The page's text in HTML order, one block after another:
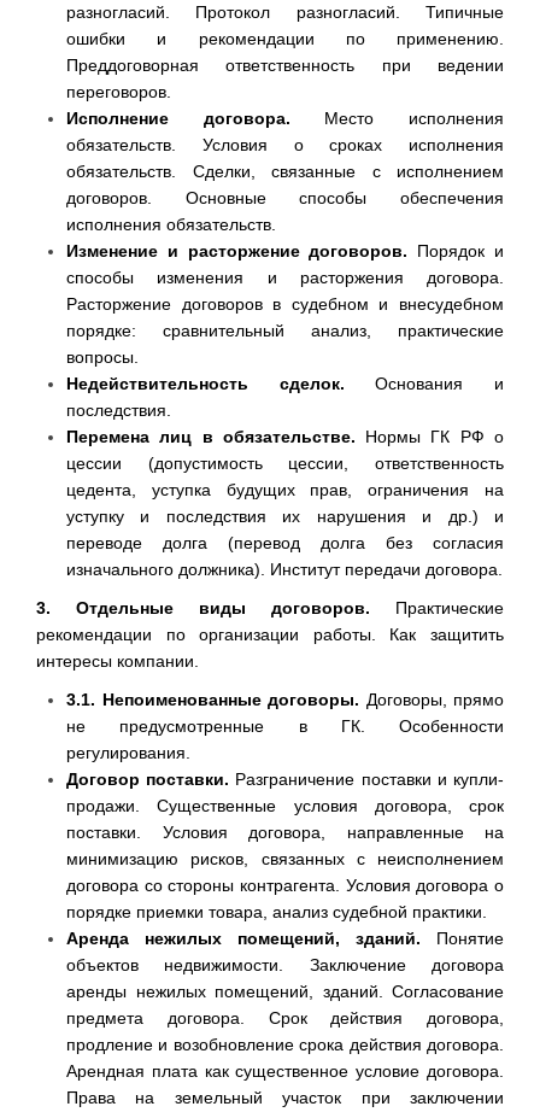
разногласий. Протокол разногласий. Типичные
ошибки и рекомендации по применению.
Преддоговорная ответственность при ведении
переговоров.
Исполнение договора. Место исполнения
обязательств. Условия о сроках исполнения
обязательств. Сделки, связанные с исполнением
договоров. Основные способы обеспечения
исполнения обязательств.
Изменение и расторжение договоров. Порядок и
способы изменения и расторжения договора.
Расторжение договоров в судебном и внесудебном
порядке: сравнительный анализ, практические
вопросы.
Недействительность сделок. Основания и
последствия.
Перемена лиц в обязательстве. Нормы ГК РФ о
цессии (допустимость цессии, ответственность
цедента, уступка будущих прав, ограничения на
уступку и последствия их нарушения и др.) и
переводе долга (перевод долга без согласия
изначального должника). Институт передачи договора.
3. Отдельные виды договоров. Практические
рекомендации по организации работы. Как защитить
интересы компании.
3.1. Непоименованные договоры. Договоры, прямо
не предусмотренные в ГК. Особенности
регулирования.
Договор поставки. Разграничение поставки и купли-
продажи. Существенные условия договора, срок
поставки. Условия договора, направленные на
минимизацию рисков, связанных с неисполнением
договора со стороны контрагента. Условия договора о
порядке приемки товара, анализ судебной практики.
Аренда нежилых помещений, зданий. Понятие
объектов недвижимости. Заключение договора
аренды нежилых помещений, зданий. Согласование
предмета договора. Срок действия договора,
продление и возобновление срока действия договора.
Арендная плата как существенное условие договора.
Права на земельный участок при заключении